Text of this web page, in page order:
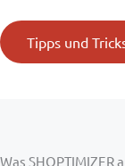
Tipps und
Was SHOPTIMIZER